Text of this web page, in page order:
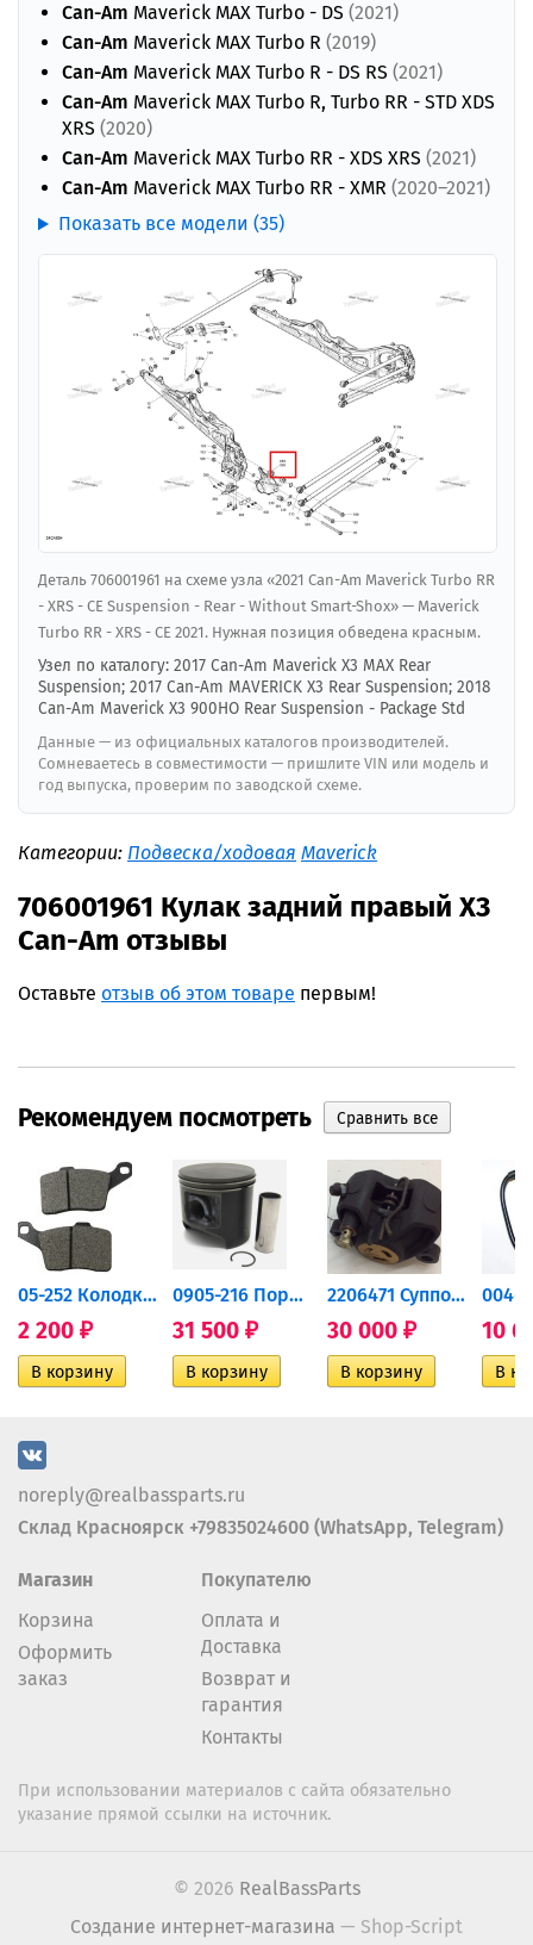
Can-Am Maverick MAX Turbo - DS (2021)
Can-Am Maverick MAX Turbo R (2019)
Can-Am Maverick MAX Turbo R - DS RS (2021)
Can-Am Maverick MAX Turbo R, Turbo RR - STD XDS
XRS (2020)
Can-Am Maverick MAX Turbo RR - XDS XRS (2021)
Can-Am Maverick MAX Turbo RR - XMR (2020–2021)
Показать все модели (35)
Деталь 706001961 на схеме узла «2021 Can-Am Maverick Turbo RR
- XRS - CE Suspension - Rear - Without Smart-Shox» — Maverick
Turbo RR - XRS - CE 2021. Нужная позиция обведена красным.
Узел по каталогу: 2017 Can-Am Maverick X3 MAX Rear
Suspension; 2017 Can-Am MAVERICK X3 Rear Suspension; 2018
Can-Am Maverick X3 900HO Rear Suspension - Package Std
Данные — из официальных каталогов производителей.
Сомневаетесь в совместимости — пришлите VIN или модель и
год выпуска, проверим по заводской схеме.
Категории: Подвеска/ходовая Maverick
706001961 Кулак задний правый X3
Can-Am отзывы
Оставьте отзыв об этом товаре первым!
Рекомендуем посмотреть
05-252 Колодки тормозные...
2 200 ₽
0905-216 Поршень Arctic Cat...
31 500 ₽
2206471 Суппорт тормозной...
30 000 ₽ 10
noreply@realbassparts.ru
Склад Красноярск +79835024600 (WhatsApp, Telegram)
Магазин
Корзина
Оформить
заказ
Покупателю
Оплата и
Доставка
Возврат и
гарантия
Контакты
При использовании материалов с сайта обязательно
указание прямой ссылки на источник.
© 2026 RealBassParts
Создание интернет-магазина — Shop-Script